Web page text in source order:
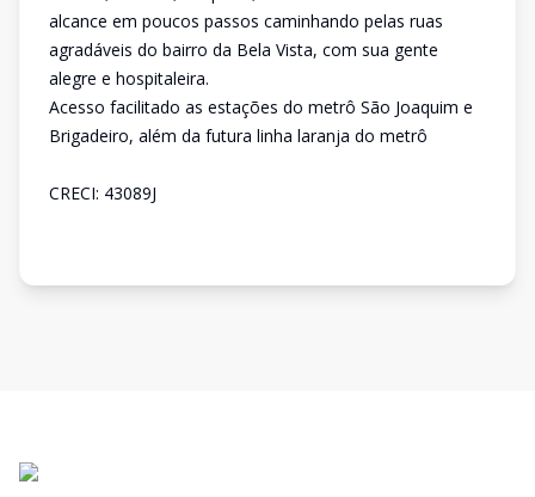
alcance em poucos passos caminhando pelas ruas
agradáveis do bairro da Bela Vista, com sua gente
alegre e hospitaleira.
Acesso facilitado as estações do metrô São Joaquim e
Brigadeiro, além da futura linha laranja do metrô
CRECI: 43089J